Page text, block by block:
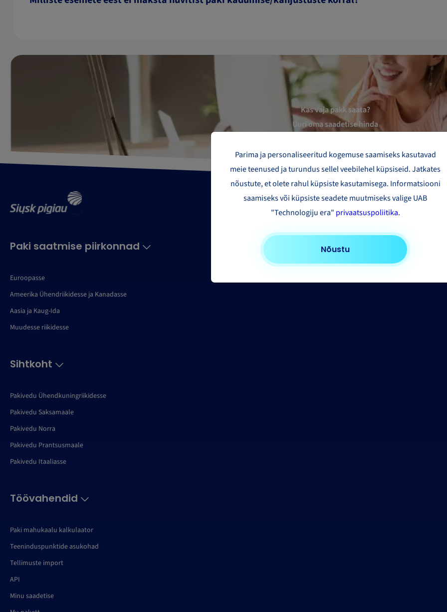
Kas vaja pakk saata?
Uuri oma saadetise hinda
Paki saatmise piirkonnad
Euroopasse
Ameerika Ühendriikidesse ja Kanadasse
Aasia ja Kaug-Ida
Muudesse riikidesse
Sihtkoht
Pakivedu Ühendkuningriikidesse
Pakivedu Saksamaale
Pakivedu Norra
Pakivedu Prantsusmaale
Pakivedu Itaaliasse
Töövahendid
Paki mahukaalu kalkulaator
Teeninduspunktide asukohad
Tellimuste import
API
Minu saadetise
Parima ja personaliseeritud kogemuse saamiseks kasutavad
meie teenused ja turundus sellel veebilehel küpsiseid. Jatkates
nõustute, et olete rahul küpsiste kasutamisega. Informatsiooni
saamiseks või küpsiste seadete muutmiseks valige UAB
"Technologiju era" privaatsuspoliitika.
Nõustu